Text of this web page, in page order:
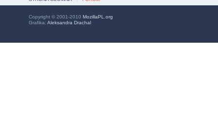
Copyright © 2001-2010 MozillaPL.org
Grafika: Aleksandra Drachal